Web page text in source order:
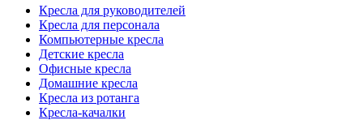
Кресла для руководителей
Кресла для персонала
Компьютерные кресла
Детские кресла
Офисные кресла
Домашние кресла
Кресла из ротанга
Кресла-качалки